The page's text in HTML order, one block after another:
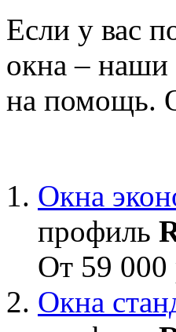
Если у вас
окна – наши
на помощь.
Окна
профиль
От 59 000
Окна